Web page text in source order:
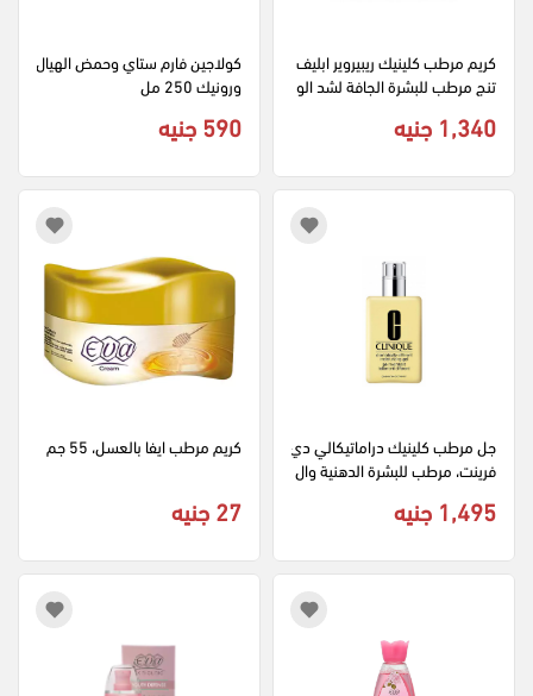
كريم مرطب كلينيك ريبيروير ابليف
تنج مرطب للبشرة الجافة لشد الو
1,340 جنيه
كولاجين فارم ستاي وحمض الهيال
ورونيك 250 مل
590 جنيه
جل مرطب كلينيك دراماتيكالي دي
فرينت، مرطب للبشرة الدهنية وال
1,495 جنيه
كريم مرطب ايفا بالعسل، 55 جم
27 جنيه